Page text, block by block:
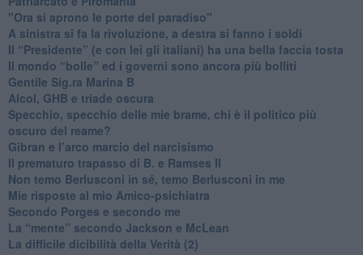
"Ora si aprono le porte del paradiso"
​A sinistra si fa la rivoluzione, a destra si fanno i soldi
​Il “Presidente” (e con lei gli italiani) ha una bella faccia tosta
​Il mondo “bolle” ed i governi sono ancora più bolliti
​Gentile Sig.ra Marina B
​Alcol, GHB e triade oscura
​Specchio, specchio delle mie brame, chi è il politico più
oscuro del reame?
​Gibran e l’arco marcio del narcisismo
​Il prematuro trapasso di B. e Ramses II
​Non temo Berlusconi in sé, temo Berlusconi in me
​Mie risposte al mio Amico-psichiatra
​Secondo Porges e secondo me
​La “mente” secondo Jackson e McLean
La difficile dicibilità della Verità (2)